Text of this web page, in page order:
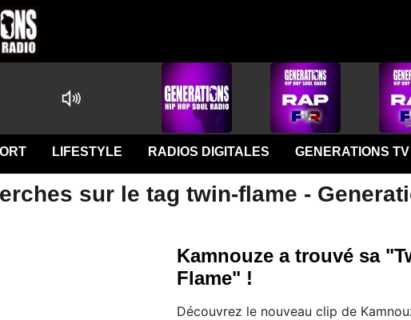
LIFESTYLE RADIOS DIGITALES GENERATIONS TV
sur le tag twin-flame -
Kamnouze a trouvé sa
Flame" !
Découvrez le nouveau clip de